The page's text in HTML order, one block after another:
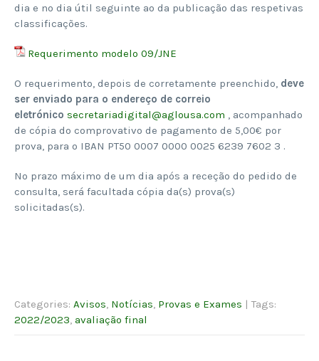
dia e no dia útil seguinte ao da publicação das respetivas
classificações.
Requerimento modelo 09/JNE
O requerimento, depois de corretamente preenchido, deve
ser enviado para o endereço de correio
eletrónico secretariadigital@aglousa.com , acompanhado
de cópia do comprovativo de pagamento de 5,00€ por
prova, para o IBAN PT50 0007 0000 0025 6239 7602 3 .
No prazo máximo de um dia após a receção do pedido de
consulta, será facultada cópia da(s) prova(s)
solicitadas(s).
Categories: Avisos, Notícias, Provas e Exames | Tags:
2022/2023, avaliação final